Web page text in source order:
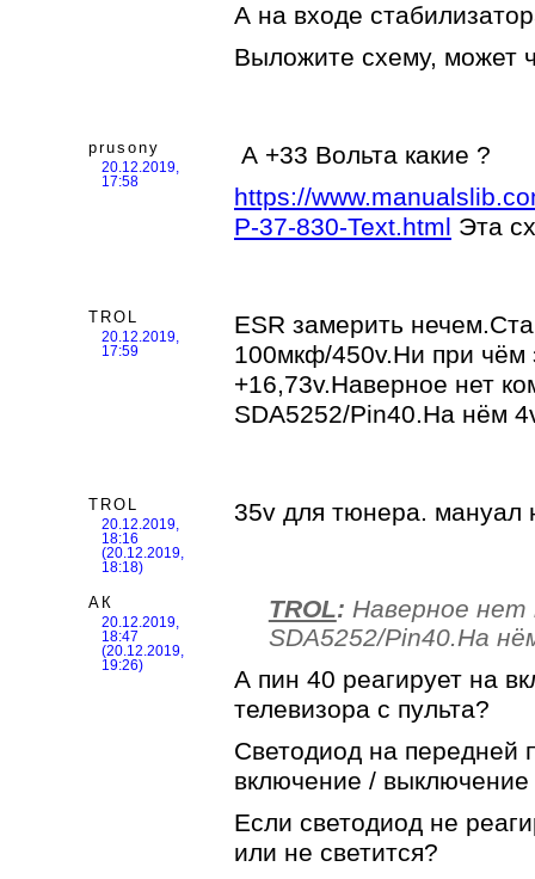
А на входе
Выложите схему, может
prusony
20.12.2019,
17:58
А +33 Вольта какие ?
https://
P-37-830-Text.html Эта
TROL
20.12.2019,
17:59
ESR замерить
100мкф/450v.Ни при чём
+16,73v.Наверное нет
SDA5252/Pin40.На нём
TROL
20.12.2019,
18:16
(20.12.2019,
18:18)
35v для тюнера. мануал
АК
20.12.2019,
18:47
(20.12.2019,
19:26)
TROL: Наверное нет
SDA5252/Pin40.На
А пин 40 реагирует на
телевизора с пульта?
Светодиод на передней
включение /
Если светодиод не
или не светится?